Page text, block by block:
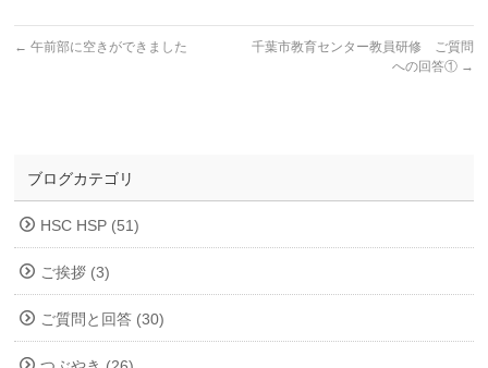
← 午前部に空きができました
千葉市教育センター教員研修 ご質問
への回答① →
ブログカテゴリ
HSC HSP (51)
ご挨拶 (3)
ご質問と回答 (30)